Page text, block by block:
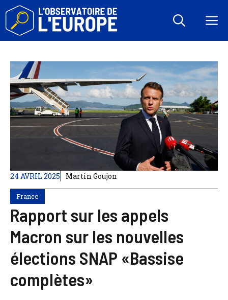
Aller
contenu
24 AVRIL 2025 Martin Goujon
France
Rapport sur les appels
Macron sur les nouvelles
élections SNAP «Bassise
complètes»